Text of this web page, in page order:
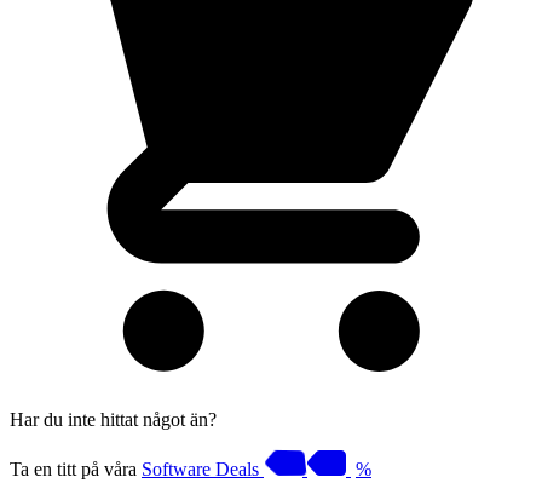
Har du inte hittat något än?
Ta en titt på våra Software Deals %